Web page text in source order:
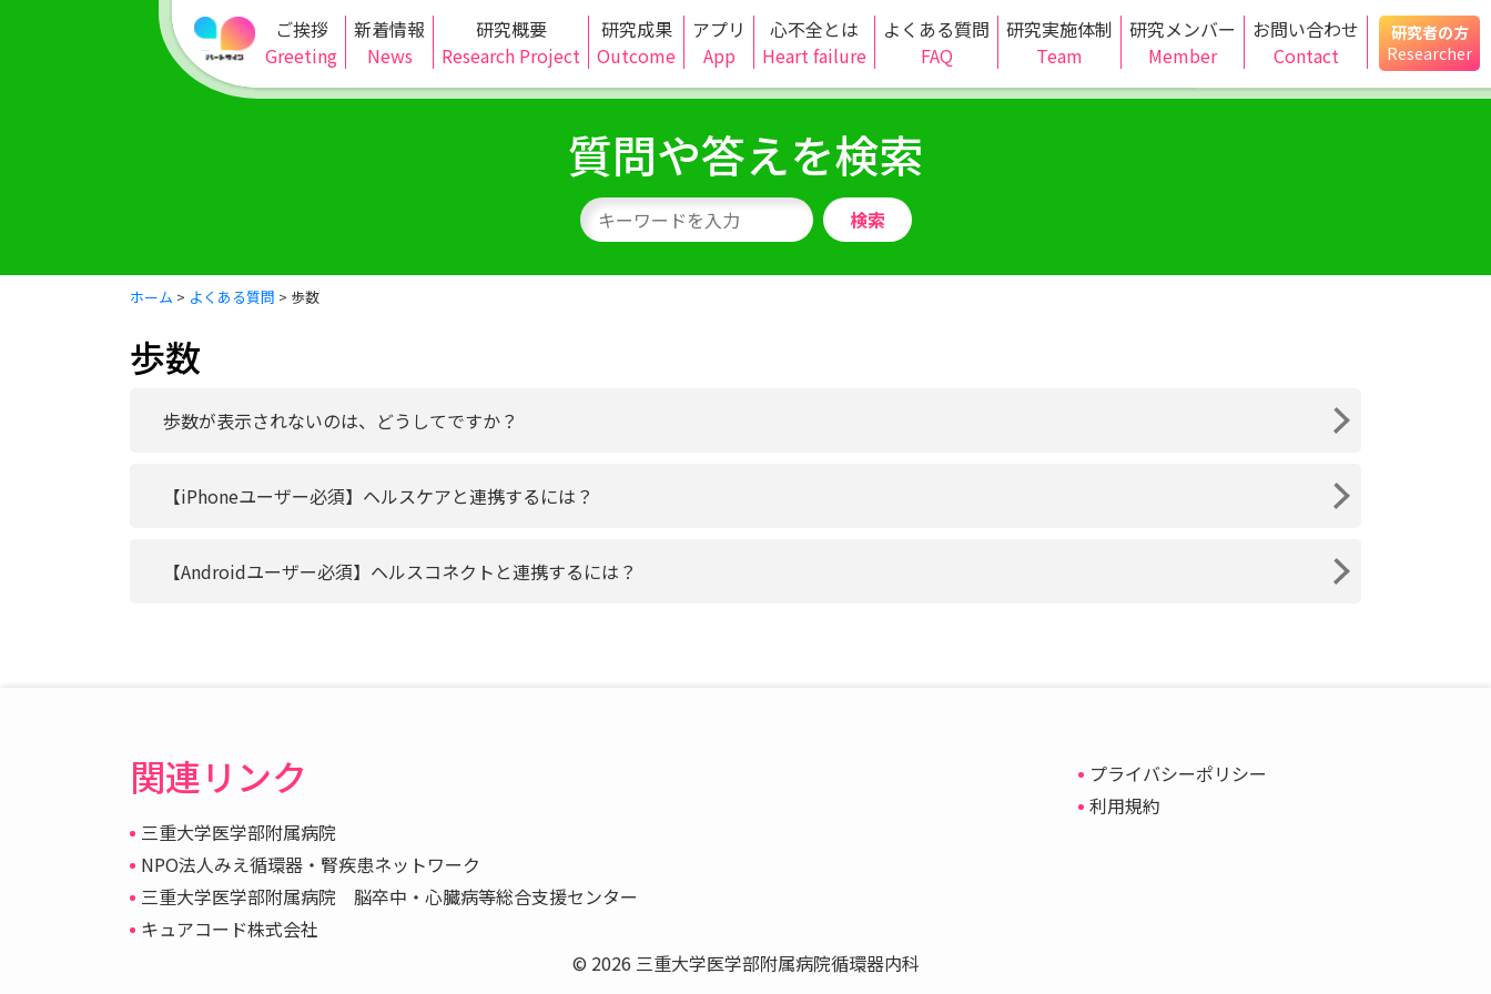
ご挨拶
Greeting
新着情報
News
研究概要
Research Project
研究成果
Outcome
アプリ
App
心不全とは
Heart failure
よくある質問
FAQ
研究実施体制
Team
研究メンバー
Member
お問い合わせ
Contact
研究者の方
Researcher
質問や答えを検索
検索
ホーム > よくある質問 > 歩数
歩数
歩数が表示されないのは、どうしてですか？
【iPhoneユーザー必須】ヘルスケアと連携するには？
【Androidユーザー必須】ヘルスコネクトと連携するには？
関連リンク
三重大学医学部附属病院
NPO法人みえ循環器・腎疾患ネットワーク
三重大学医学部附属病院 脳卒中・心臓病等総合支援センター
キュアコード株式会社
プライバシーポリシー
利用規約
© 2026 三重大学医学部附属病院循環器内科